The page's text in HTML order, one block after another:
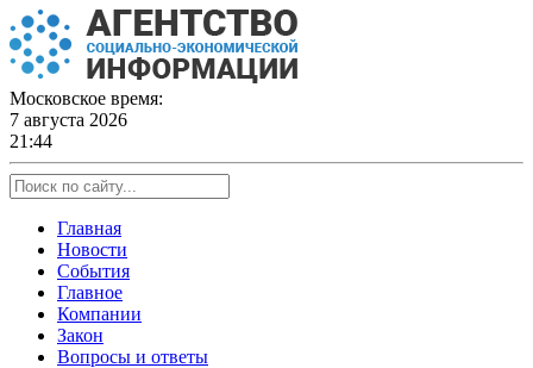
Skip
to
content
Московское время:
7 августа 2026
21:44
Главная
Новости
События
Главное
Компании
Закон
Вопросы и ответы